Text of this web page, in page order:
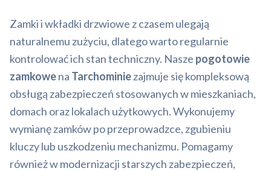
Zamki i wkładki drzwiowe z czasem ulegają
naturalnemu zużyciu, dlatego warto regularnie
kontrolować ich stan techniczny. Nasze pogotowie
zamkowena Tarchominiezajmuje się kompleksową
obsługą zabezpieczeń stosowanych w mieszkaniach,
domach oraz lokalach użytkowych. Wykonujemy
wymianę zamków po przeprowadzce, zgubieniu
kluczy lub uszkodzeniu mechanizmu. Pomagamy
również w modernizacji starszych zabezpieczeń,